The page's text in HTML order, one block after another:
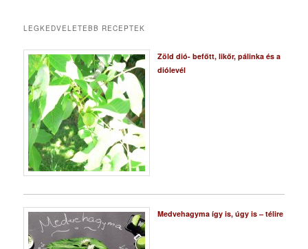
LEGKEDVELETEBB RECEPTEK
Zöld dió- befőtt, likőr, pálinka és a
diólevél
Medvehagyma így is, úgy is – télire